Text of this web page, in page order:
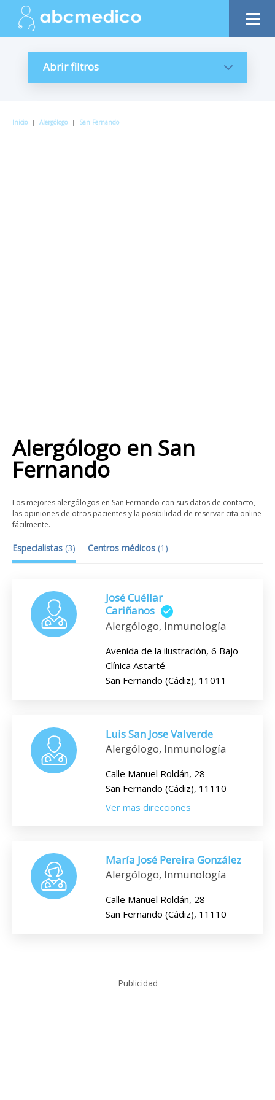
Abrir filtros
Inicio | Alergólogo | San Fernando
Alergólogo en San
Fernando
Los mejores alergólogos en San Fernando con sus datos de contacto,
las opiniones de otros pacientes y la posibilidad de reservar cita online
fácilmente.
Especialistas (3) Centros médicos (1 )
José Cuéllar
Cariñanos
Alergólogo, Inmunología
Avenida de la ilustración, 6 Bajo
Clínica Astarté
San Fernando (Cádiz), 11011
Luis San Jose Valverde
Alergólogo, Inmunología
Calle Manuel Roldán, 28
San Fernando (Cádiz), 11110
Ver mas direcciones
María José Pereira González
Alergólogo, Inmunología
Calle Manuel Roldán, 28
San Fernando (Cádiz), 11110
Publicidad